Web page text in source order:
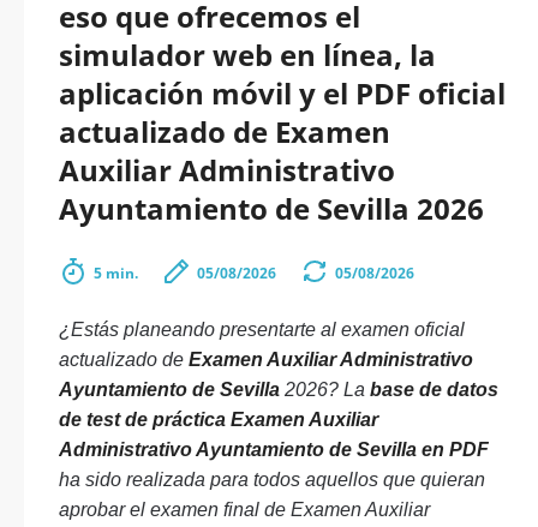
eso que ofrecemos el
simulador web en línea, la
aplicación móvil y el PDF oficial
actualizado de Examen
Auxiliar Administrativo
Ayuntamiento de Sevilla 2026
5 min. 05/08/2026 05/08/2026
¿Estás planeando presentarte al examen oficial
actualizado de Examen Auxiliar Administrativo
Ayuntamiento de Sevilla 2026? La base de datos
de test de práctica Examen Auxiliar
Administrativo Ayuntamiento de Sevilla en PDF
ha sido realizada para todos aquellos que quieran
aprobar el examen final de Examen Auxiliar